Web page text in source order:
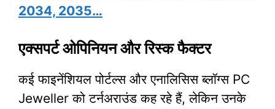
2034, 2035…
एक्सपर्ट ओपिनियन और रिस्क फैक्टर
कई फाइनेंशियल पोर्टल्स और एनालिसिस ब्लॉग्स PC
Jeweller को टर्नअराउंड कह रहे हैं, लेकिन उनके